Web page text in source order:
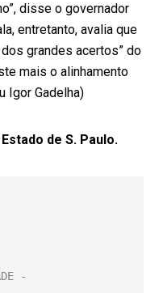
disse o governador
entretanto, avalia que
grandes acertos” do
mais o alinhamento
Igor Gadelha)
Estado de S. Paulo.